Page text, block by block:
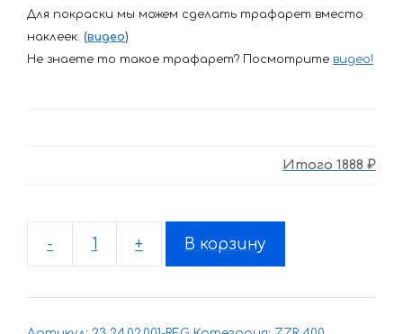
Для покраски мы можем сделать трафарет вместо
наклеек. (видео)
Не знаете то такое трафарет? Посмотрите видео!
Итого 1888 ₽
-
Количество
Комплект
+ В корзину